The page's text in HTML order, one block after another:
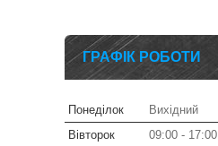
ГРАФІК РОБОТИ
Понеділок
Вихідний
Вівторок
09:00
17:00